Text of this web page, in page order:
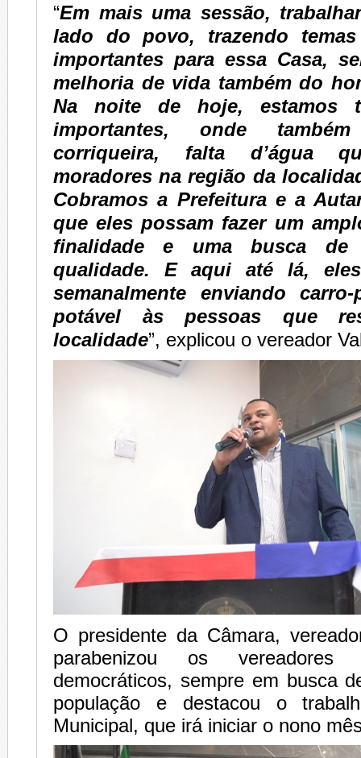
“Em mais uma sessão,
lado do povo, trazendo
importantes para essa Casa,
melhoria de vida também do
Na noite de hoje, estamos
importantes, onde
corriqueira, falta d’água
moradores na região da
Cobramos a Prefeitura e a
que eles possam fazer um
finalidade e uma busca
qualidade. E aqui até lá,
semanalmente enviando
potável às pessoas que
localidade”, explicou o vereador
O presidente da Câmara,
parabenizou os vereadores
democráticos, sempre em busca
população e destacou o
Municipal, que irá iniciar o nono